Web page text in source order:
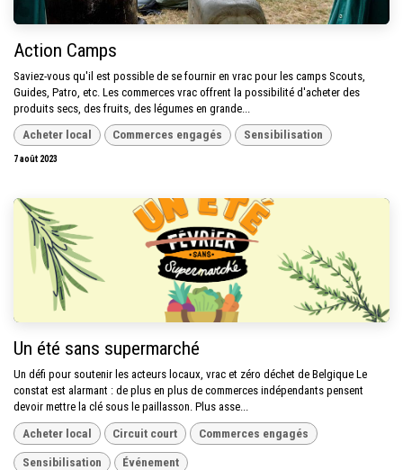
Action Camps
Saviez-vous qu'il est possible de se fournir en vrac pour les camps Scouts,
Guides, Patro, etc. Les commerces vrac offrent la possibilité d'acheter des
produits secs, des fruits, des légumes en grande...
Acheter local Commerces engagés Sensibilisation
7 août 2023
Un été sans supermarché
Un défi pour soutenir les acteurs locaux, vrac et zéro déchet de Belgique Le
constat est alarmant : de plus en plus de commerces indépendants pensent
devoir mettre la clé sous le paillasson. Plus asse...
Acheter local Circuit court Commerces engagés
Sensibilisation Événement